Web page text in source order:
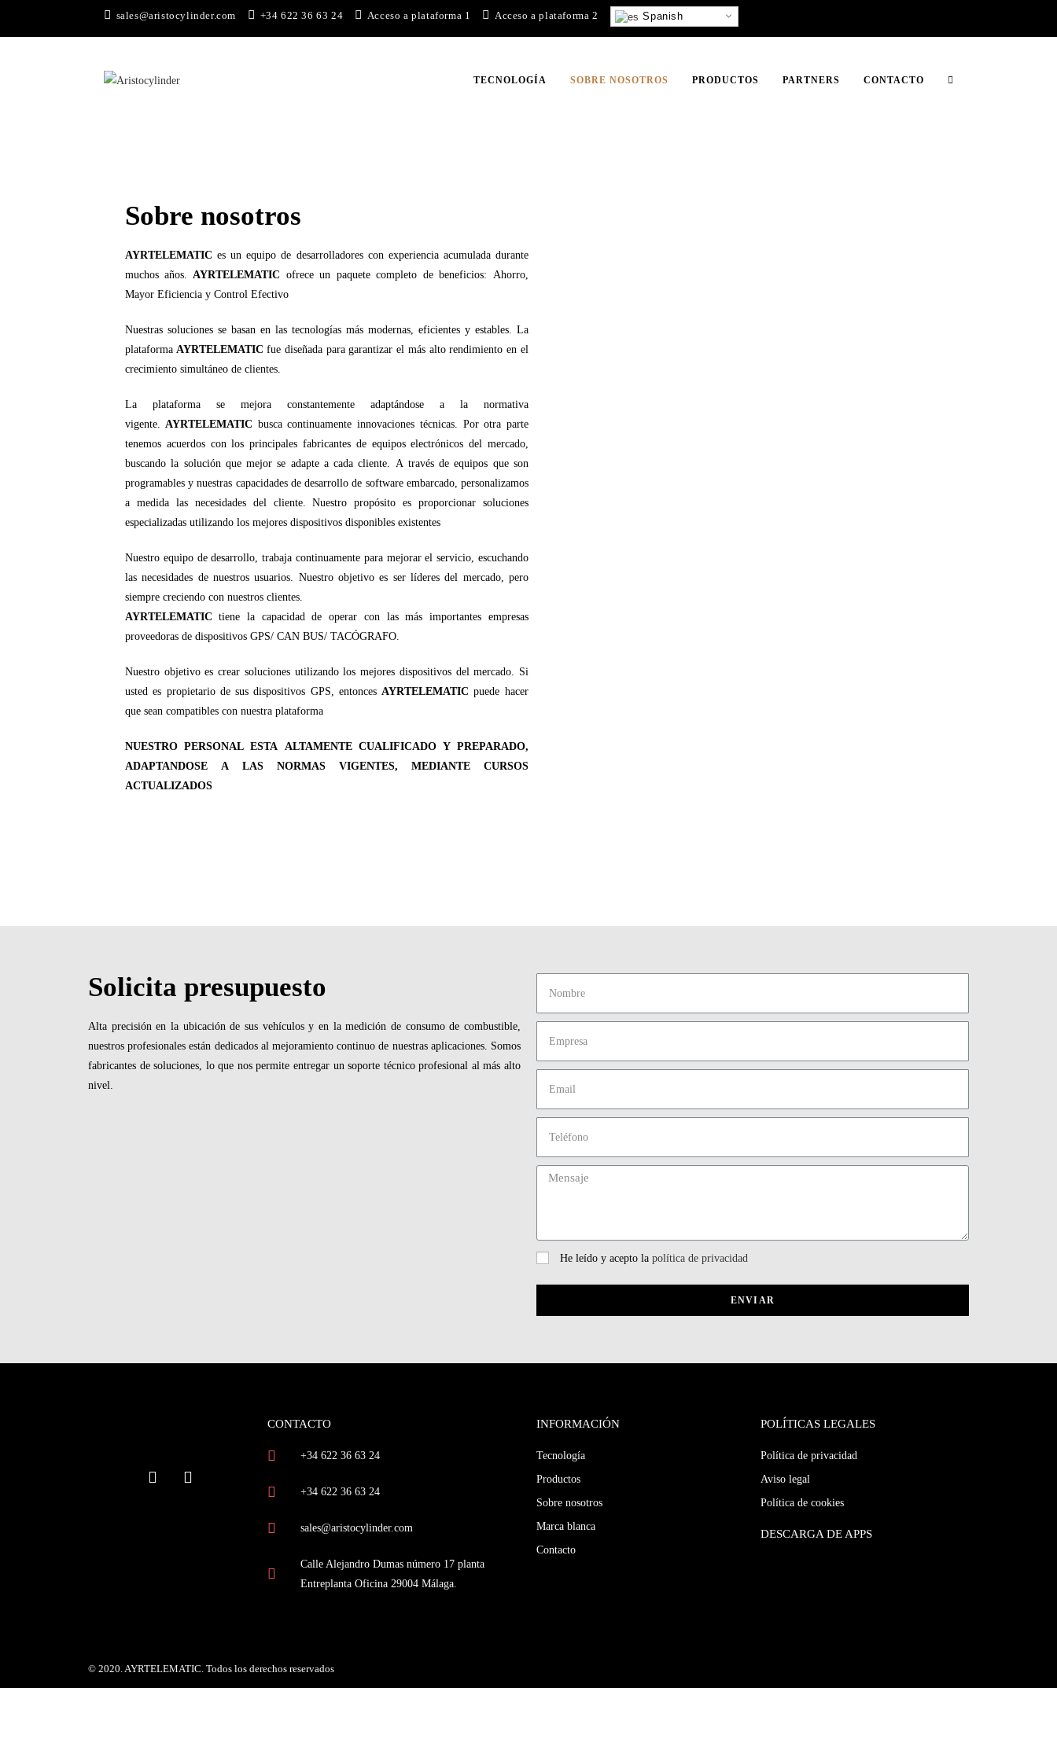
sales@aristocylinder.com +34 622 36 63 24 Acceso a plataforma 1 Acceso a plataforma 2 Spanish
TECNOLOGÍA SOBRE NOSOTROS PRODUCTOS PARTNERS CONTACTO
Sobre nosotros
AYRTELEMATIC es un equipo de desarrolladores con experiencia acumulada durante
muchos años. AYRTELEMATIC ofrece un paquete completo de beneficios: Ahorro,
Mayor Eficiencia y Control Efectivo
Nuestras soluciones se basan en las tecnologías más modernas, eficientes y estables. La
plataforma AYRTELEMATIC fue diseñada para garantizar el más alto rendimiento en el
crecimiento simultáneo de clientes.
La plataforma se mejora constantemente adaptándose a la normativa
vigente. AYRTELEMATIC busca continuamente innovaciones técnicas. Por otra parte
tenemos acuerdos con los principales fabricantes de equipos electrónicos del mercado,
buscando la solución que mejor se adapte a cada cliente. A través de equipos que son
programables y nuestras capacidades de desarrollo de software embarcado, personalizamos
a medida las necesidades del cliente. Nuestro propósito es proporcionar soluciones
especializadas utilizando los mejores dispositivos disponibles existentes
Nuestro equipo de desarrollo, trabaja continuamente para mejorar el servicio, escuchando
las necesidades de nuestros usuarios. Nuestro objetivo es ser líderes del mercado, pero
siempre creciendo con nuestros clientes.
AYRTELEMATIC tiene la capacidad de operar con las más importantes empresas
proveedoras de dispositivos GPS/ CAN BUS/ TACÓGRAFO.
Nuestro objetivo es crear soluciones utilizando los mejores dispositivos del mercado. Si
usted es propietario de sus dispositivos GPS, entonces AYRTELEMATIC puede hacer
que sean compatibles con nuestra plataforma
NUESTRO PERSONAL ESTA ALTAMENTE CUALIFICADO Y PREPARADO,
ADAPTANDOSE A LAS NORMAS VIGENTES, MEDIANTE CURSOS
ACTUALIZADOS
Solicita presupuesto
Alta precisión en la ubicación de sus vehículos y en la medición de consumo de combustible,
nuestros profesionales están dedicados al mejoramiento continuo de nuestras aplicaciones. Somos
fabricantes de soluciones, lo que nos permite entregar un soporte técnico profesional al más alto
nivel.
He leído y acepto la política de privacidad
ENVIAR
CONTACTO
+34 622 36 63 24
+34 622 36 63 24
sales@aristocylinder.com
Calle Alejandro Dumas número 17 planta
Entreplanta Oficina 29004 Málaga.
INFORMACIÓN
Tecnología
Productos
Sobre nosotros
Marca blanca
Contacto
POLÍTICAS LEGALES
Política de privacidad
Aviso legal
Política de cookies
DESCARGA DE APPS
© 2020. AYRTELEMATIC. Todos los derechos reservados